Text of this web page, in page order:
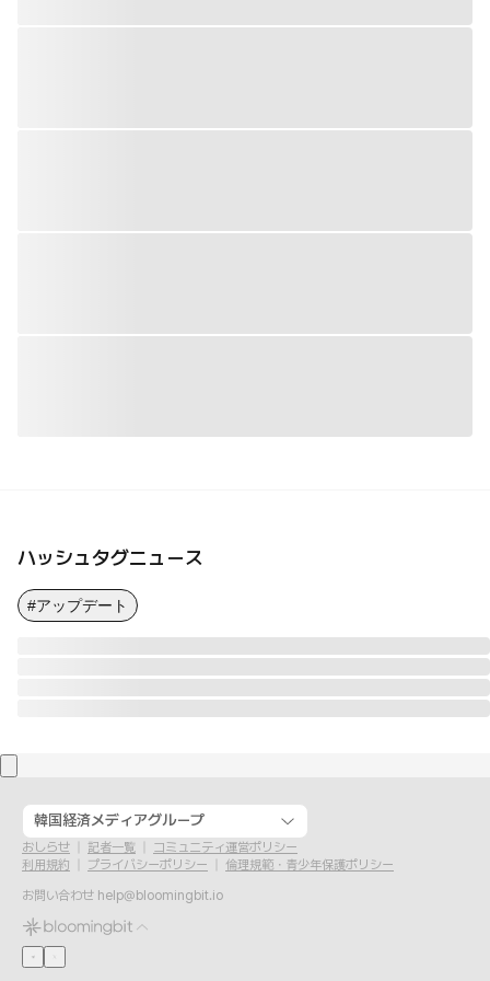
ハッシュタグニュース
#アップデート
韓国経済メディアグループ
おしらせ 記者一覧
コミュニティ運営ポリシー
利用規約
プライバシーポリシー
倫理規範・青少年保護ポリシー
お問い合わせ help@bloomingbit.io